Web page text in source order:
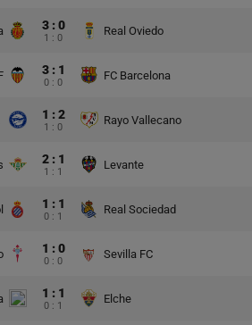
3 : 0
1 : 0
Real Oviedo
3 : 1
0 : 0
FC Barcelona
1 : 2
1 : 0
Rayo Vallecano
2 : 1
1 : 1
Levante
1 : 1
0 : 1
Real Sociedad
1 : 0
0 : 0
Sevilla FC
1 : 1
0 : 1
Elche